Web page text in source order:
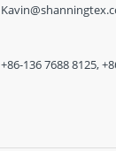
+86-136 7688 8125,